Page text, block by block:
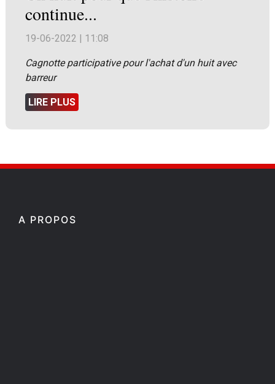
continue...
19-06-2022 | 11:08
Cagnotte participative pour l'achat d'un huit avec
barreur
LIRE PLUS
A PROPOS